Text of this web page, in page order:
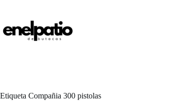
contenido
Etiqueta Compañia 300 pistolas